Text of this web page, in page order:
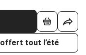
tout l’été